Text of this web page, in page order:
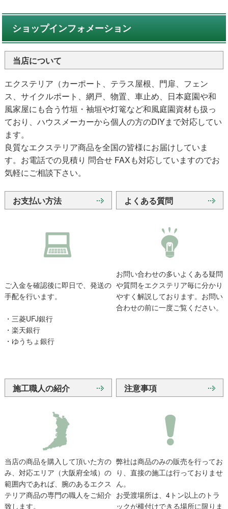
ショップインフォメーション
当店について
エクステリア（カーポート、テラス屋根、門扉、フェン
ス、サイクルポート、網戸、物置、車止め、日本庭園や和
風家屋にも合う竹垣・袖垣や灯篭など和風庭園資材も扱っ
ており、ハウスメーカーから個人の方のDIYまで対応してい
ます。
良質なエクステリア商品を全国の皆様にお届けしていま
す。お電話での見積り 問合せ FAXも対応していますのでお
気軽にご相談下さい。
お支払い方法
ご入金を確認後に即日で、発送の
手配を行います。
・三菱UFJ銀行
・楽天銀行
・ゆうちょ銀行
よくある質問
お問い合わせの多いよくある疑問
や質問をエクステリア毎に分かり
やすく解説しております。お問い
合わせの前に一度ご覧ください。
施工職人の紹介
当店の商品を購入して頂いた方の
み、対応エリア（大阪府全域）の
範囲内であれば、腕のあるエクス
テリア商品の専門の職人をご紹介
致します。
注意事項
弊社は商品のみの販売を行ってお
り、直接の施工は行っておりませ
ん。
お受渡場所は、4トン以上のトラ
ックが横付けできる場所に限りま